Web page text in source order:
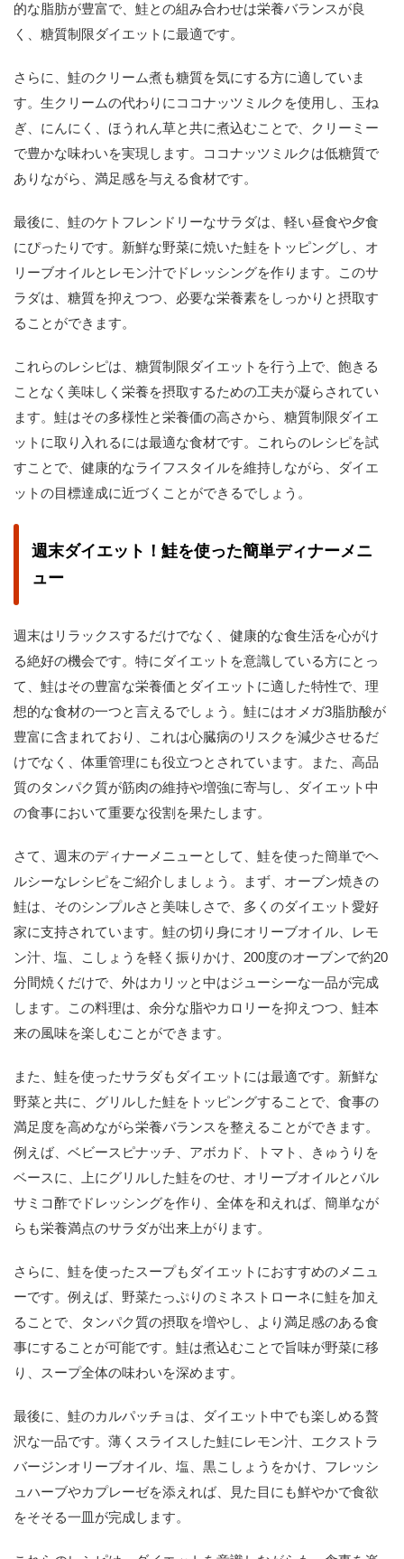
的な脂肪が豊富で、鮭との組み合わせは栄養バランスが良
く、糖質制限ダイエットに最適です。
さらに、鮭のクリーム煮も糖質を気にする方に適していま
す。生クリームの代わりにココナッツミルクを使用し、玉ね
ぎ、にんにく、ほうれん草と共に煮込むことで、クリーミー
で豊かな味わいを実現します。ココナッツミルクは低糖質で
ありながら、満足感を与える食材です。
最後に、鮭のケトフレンドリーなサラダは、軽い昼食や夕食
にぴったりです。新鮮な野菜に焼いた鮭をトッピングし、オ
リーブオイルとレモン汁でドレッシングを作ります。このサ
ラダは、糖質を抑えつつ、必要な栄養素をしっかりと摂取す
ることができます。
これらのレシピは、糖質制限ダイエットを行う上で、飽きる
ことなく美味しく栄養を摂取するための工夫が凝らされてい
ます。鮭はその多様性と栄養価の高さから、糖質制限ダイエ
ットに取り入れるには最適な食材です。これらのレシピを試
すことで、健康的なライフスタイルを維持しながら、ダイエ
ットの目標達成に近づくことができるでしょう。
週末ダイエット！鮭を使った簡単ディナーメニ
ュー
週末はリラックスするだけでなく、健康的な食生活を心がけ
る絶好の機会です。特にダイエットを意識している方にとっ
て、鮭はその豊富な栄養価とダイエットに適した特性で、理
想的な食材の一つと言えるでしょう。鮭にはオメガ3脂肪酸が
豊富に含まれており、これは心臓病のリスクを減少させるだ
けでなく、体重管理にも役立つとされています。また、高品
質のタンパク質が筋肉の維持や増強に寄与し、ダイエット中
の食事において重要な役割を果たします。
さて、週末のディナーメニューとして、鮭を使った簡単でヘ
ルシーなレシピをご紹介しましょう。まず、オーブン焼きの
鮭は、そのシンプルさと美味しさで、多くのダイエット愛好
家に支持されています。鮭の切り身にオリーブオイル、レモ
ン汁、塩、こしょうを軽く振りかけ、200度のオーブンで約20
分間焼くだけで、外はカリッと中はジューシーな一品が完成
します。この料理は、余分な脂やカロリーを抑えつつ、鮭本
来の風味を楽しむことができます。
また、鮭を使ったサラダもダイエットには最適です。新鮮な
野菜と共に、グリルした鮭をトッピングすることで、食事の
満足度を高めながら栄養バランスを整えることができます。
例えば、ベビースピナッチ、アボカド、トマト、きゅうりを
ベースに、上にグリルした鮭をのせ、オリーブオイルとバル
サミコ酢でドレッシングを作り、全体を和えれば、簡単なが
らも栄養満点のサラダが出来上がります。
さらに、鮭を使ったスープもダイエットにおすすめのメニュ
ーです。例えば、野菜たっぷりのミネストローネに鮭を加え
ることで、タンパク質の摂取を増やし、より満足感のある食
事にすることが可能です。鮭は煮込むことで旨味が野菜に移
り、スープ全体の味わいを深めます。
最後に、鮭のカルパッチョは、ダイエット中でも楽しめる贅
沢な一品です。薄くスライスした鮭にレモン汁、エクストラ
バージンオリーブオイル、塩、黒こしょうをかけ、フレッシ
ュハーブやカプレーゼを添えれば、見た目にも鮮やかで食欲
をそそる一皿が完成します。